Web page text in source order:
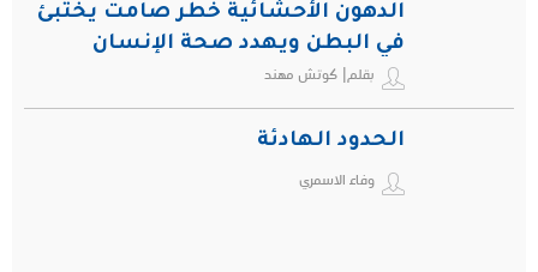
الدهون الأحشائية خطر صامت يختبئ
في البطن ويهدد صحة الإنسان
بقلم| كوتش مهند
الحدود الهادئة
وفاء الاسمري